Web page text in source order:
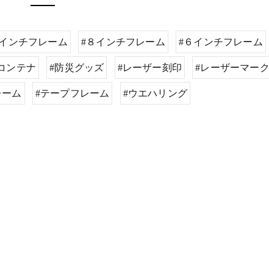
ンチフレーム #８インチフレーム #６インチフレーム
ンテナ #防災グッズ #レーザー刻印 #レーザーマーク
ム #テープフレーム #ウエハリング